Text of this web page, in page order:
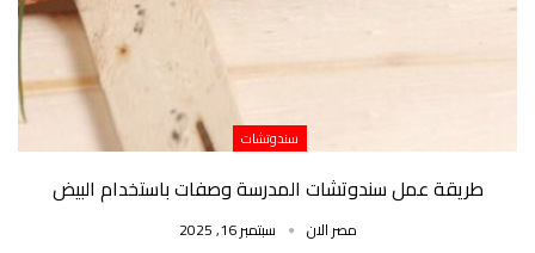
سندوتشات
طريقة عمل سندوتشات المدرسة وصفات باستخدام البيض
مصر الان سبتمبر 16, 2025